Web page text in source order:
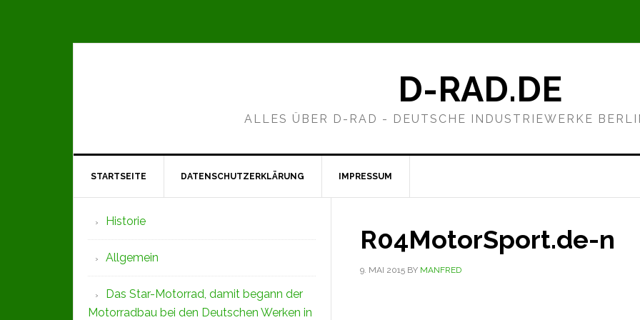
D-RAD.DE
ALLES ÜBER D-RAD - DEUTSCHE INDUSTRIEWERKE
STARTSEITE DATENSCHUTZERKLÄRUNG IMPRESSUM
R04MotorSport.de-n
9. MAI 2015 BY MANFRED
Seitenspalte
Historie
Allgemein
Das Star-Motorrad, damit begann der
Motorradbau bei den Deutschen Werken in